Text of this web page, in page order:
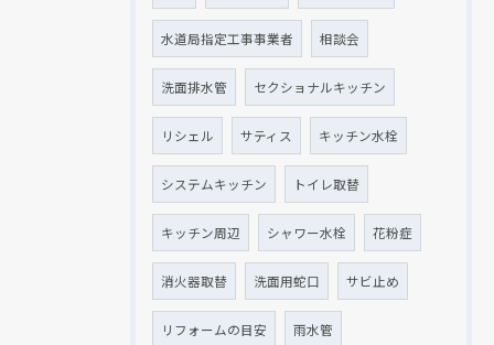
水道局指定工事事業者 相談会
洗面排水管 セクショナルキッチン
リシェル サティス キッチン水栓
システムキッチン トイレ取替
キッチン周辺 シャワー水栓 花粉症
消火器取替 洗面用蛇口 サビ止め
リフォームの目安 雨水管